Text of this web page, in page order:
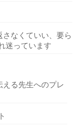
なくていい、要ら
迷っています
る先生へのプレ